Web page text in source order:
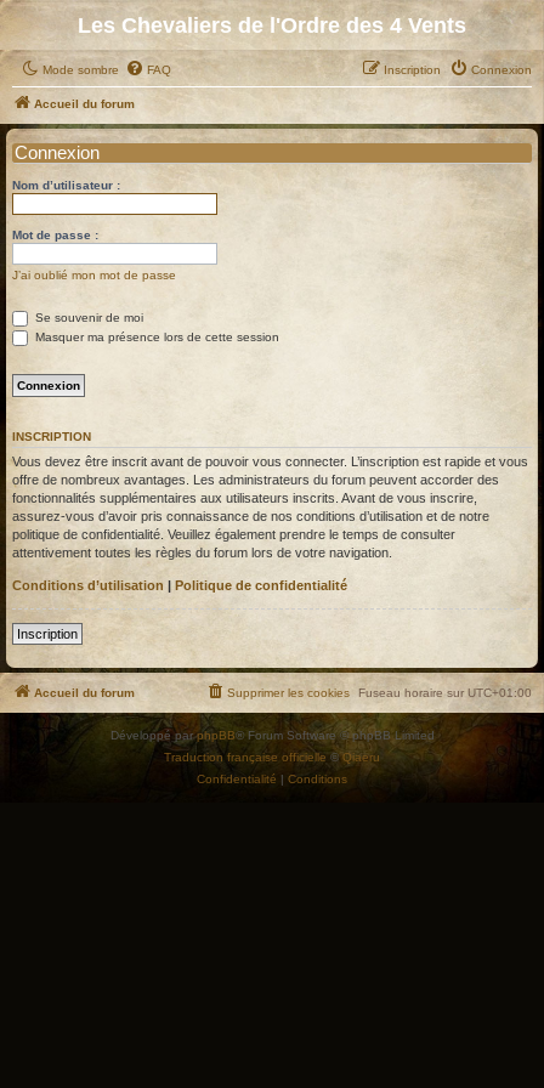
Les Chevaliers de l'Ordre des 4 Vents
Mode sombre FAQ Connexion
Inscription
Accueil du forum
Connexion
Nom d’utilisateur :
Mot de passe :
J’ai oublié mon mot de passe
Se souvenir de moi
Masquer ma présence lors de cette session
INSCRIPTION
Vous devez être inscrit avant de pouvoir vous connecter. L’inscription est rapide et vous
offre de nombreux avantages. Les administrateurs du forum peuvent accorder des
fonctionnalités supplémentaires aux utilisateurs inscrits. Avant de vous inscrire,
assurez-vous d’avoir pris connaissance de nos conditions d’utilisation et de notre
politique de confidentialité. Veuillez également prendre le temps de consulter
attentivement toutes les règles du forum lors de votre navigation.
Conditions d’utilisation | Politique de confidentialité
Inscription
Accueil du forum Fuseau horaire surUTC+01:00
Supprimer les cookies
Développé parphpBB® Forum Software © phpBB Limited
Traduction française officielle ©Qiaeru
Confidentialité | Conditions